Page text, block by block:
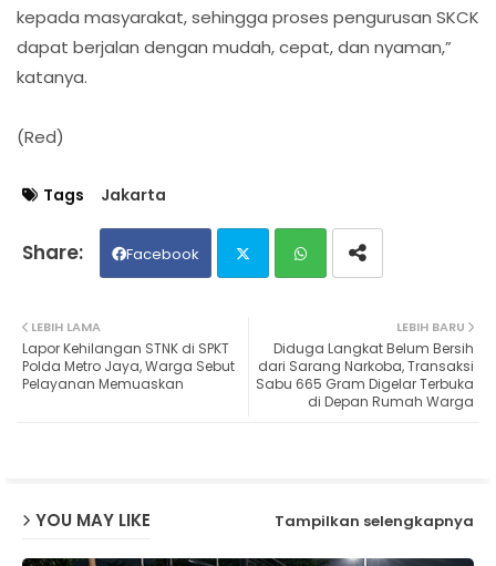
kepada masyarakat, sehingga proses pengurusan SKCK
dapat berjalan dengan mudah, cepat, dan nyaman,”
katanya.
(Red)
Tags Jakarta
Facebook
ats
ap
LEBIH BARU
Diduga Langkat Belum Bersih
dari Sarang Narkoba, Transaksi
Sabu 665 Gram Digelar Terbuka
di Depan Rumah Warga
LEBIH LAMA
Lapor Kehilangan STNK di SPKT
Polda Metro Jaya, Warga Sebut
Pelayanan Memuaskan
YOU MAY LIKE Tampilkan selengkapnya